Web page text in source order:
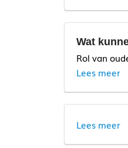
Wat
Rol van
Lees meer
Lees meer